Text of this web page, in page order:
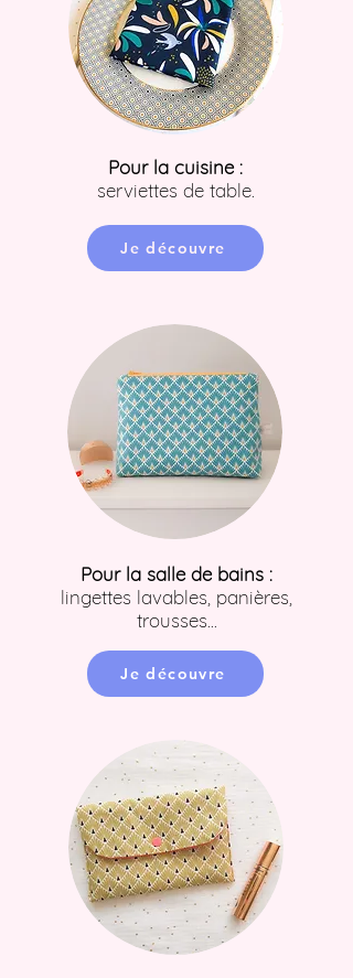
Prochainement
Pour la cuisine :
serviettes de table.
Je découvre
Pour la salle de bains :
lingettes lavables, panières,
trousses...
Je découvre